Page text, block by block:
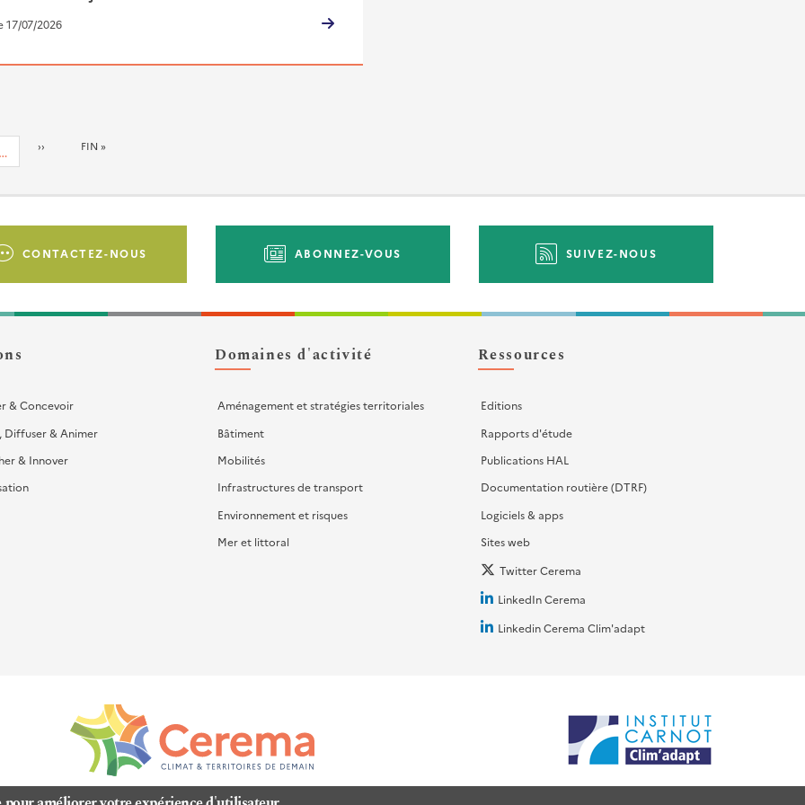
17/07/2026
…
PAGE
››
DERNIÈRE
FIN »
CONTACTEZ-NOUS ABONNEZ-VOUS SUIVEZ-NOUS
& Concevoir
Diffuser & Animer
& Innover
Domaines d'activité
Aménagement et stratégies territoriales
Bâtiment
Mobilités
Infrastructures de transport
Environnement et risques
Mer et littoral
Ressources
Editions
Rapports d'étude
Publications HAL
Documentation routière (DTRF)
Logiciels & apps
Sites web
Twitter Cerema
LinkedIn Cerema
Linkedin Cerema Clim'adapt